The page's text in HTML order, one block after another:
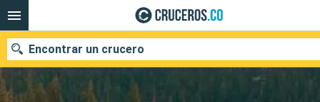
Encontrar un crucero